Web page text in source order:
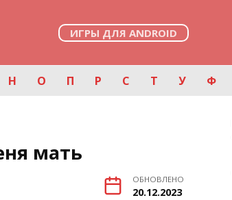
ИГРЫ ДЛЯ ANDROID
Н О П Р С Т У Ф
мать
ОБНОВЛЕНО
20.12.2023